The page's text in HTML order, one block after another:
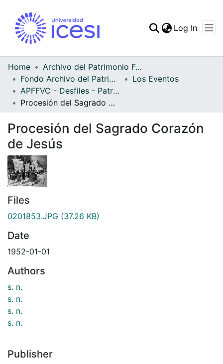
Statistics
Log In
Home
Archivo del Patrimonio Fotográfico y Fílmico del Valle del Cauca
Fondo Archivo del Patrimonio Fotográfico y Fílmico del Valle del Cauca
Los Eventos
APFFVC - Desfiles - Patrimonial
Procesión del Sagrado Corazón de Jesús
Procesión del Sagrado Corazón
de Jesús
Files
0201853.JPG (37.26 KB)
Date
1952-01-01
Authors
s. n.
s. n.
s. n.
s. n.
Publisher